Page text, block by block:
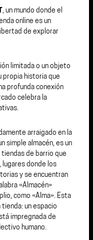
, un mundo donde el
online es un
de explorar
limitada o un objeto
propia historia que
profunda conexión
celebra la
arraigado en la
simple almacén, es un
de barrio que
lugares donde los
y se encuentran
«Almacén»
como «Alma». Esta
un espacio
impregnada de
humano.